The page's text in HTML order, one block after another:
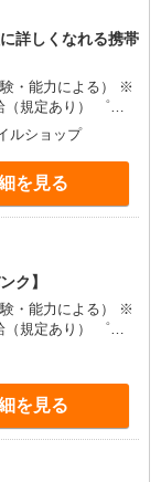
詳しくなれる携帯
・能力による） ※
定あり） ゜
+゜ 入社祝い金10
。・゜+゜
ルショップ
を見る
ク】
・能力による） ※
定あり） ゜
+゜ 入社祝い金10
。・゜+゜
を見る